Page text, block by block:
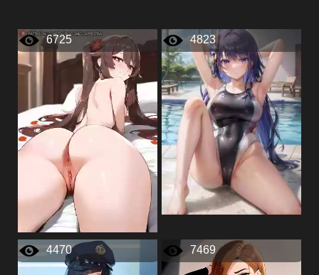
6725 4823
4470 7469